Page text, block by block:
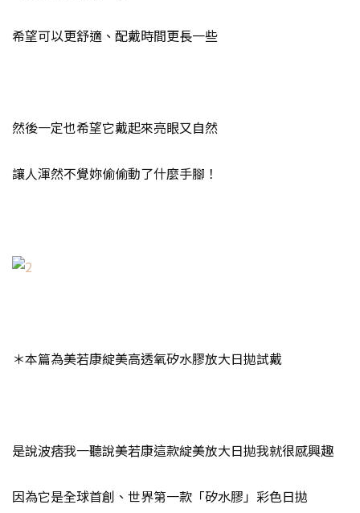
希望可以更舒適、配戴時間更長一些
然後一定也希望它戴起來亮眼又自然
讓人渾然不覺妳偷偷動了什麼手腳！
＊本篇為美若康綻美高透氧矽水膠放大日拋試戴
是說波痞我一聽說美若康這款綻美放大日拋我就很感興趣
因為它是全球首創、世界第一款「矽水膠」彩色日拋